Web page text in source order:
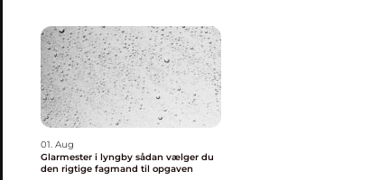
01. Aug
Glarmester i lyngby sådan vælger du
den rigtige fagmand til opgaven